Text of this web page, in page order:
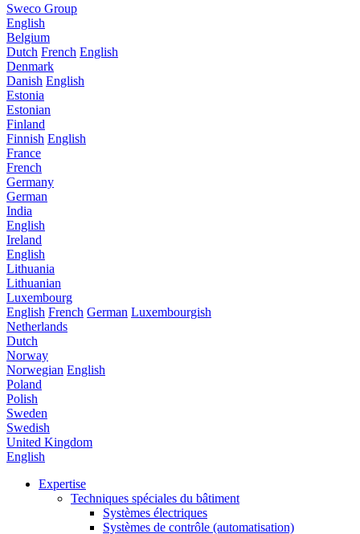
Sweco Group
English
Belgium
Dutch French English
Denmark
Danish English
Estonia
Estonian
Finland
Finnish English
France
French
Germany
German
India
English
Ireland
English
Lithuania
Lithuanian
Luxembourg
English French German Luxembourgish
Netherlands
Dutch
Norway
Norwegian English
Poland
Polish
Sweden
Swedish
United Kingdom
English
Expertise
Techniques spéciales du bâtiment
Systèmes électriques
Systèmes de contrôle (automatisation)